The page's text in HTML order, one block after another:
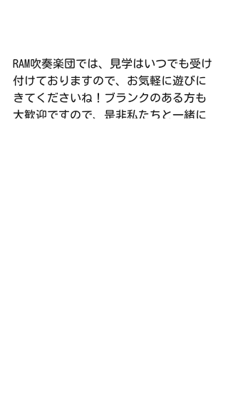
RAM吹奏楽団では、見学はいつでも受け
付けておりますので、お気軽に遊びに
きてくださいね！ブランクのある方も
大歓迎ですので、是非私たちと一緒に